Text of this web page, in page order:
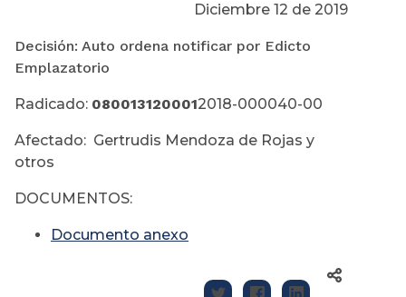
Diciembre 12 de 2019
Decisión: Auto ordena notificar por Edicto
Emplazatorio
Radicado: 0800131200012018-000040-00
Afectado: Gertrudis Mendoza de Rojas y
otros
DOCUMENTOS:
Documento anexo